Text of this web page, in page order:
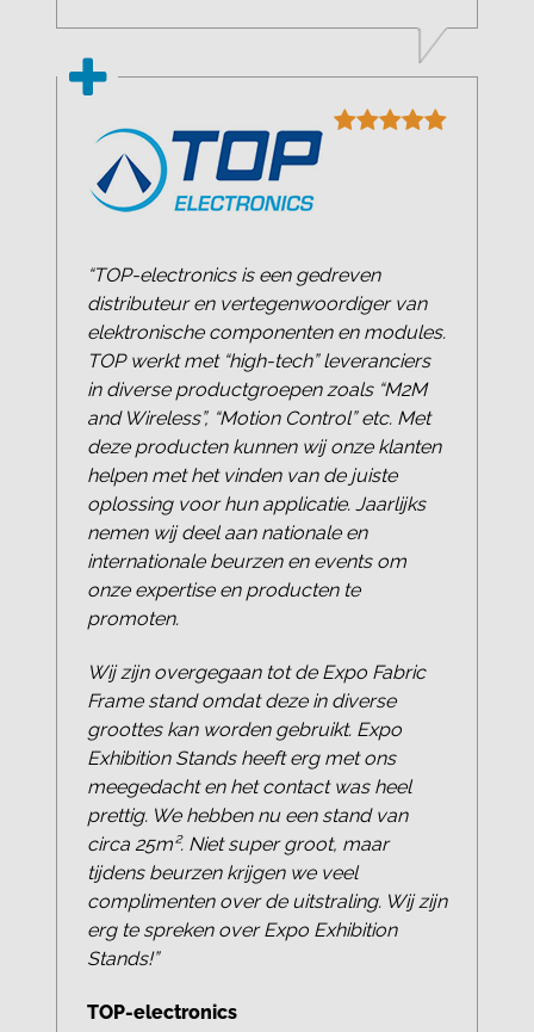
“TOP-electronics is een gedreven
distributeur en vertegenwoordiger van
elektronische componenten en modules.
TOP werkt met “high-tech” leveranciers
in diverse productgroepen zoals “M2M
and Wireless”, “Motion Control” etc. Met
deze producten kunnen wij onze klanten
helpen met het vinden van de juiste
oplossing voor hun applicatie. Jaarlijks
nemen wij deel aan nationale en
internationale beurzen en events om
onze expertise en producten te
promoten.
Wij zijn overgegaan tot de Expo Fabric
Frame stand omdat deze in diverse
groottes kan worden gebruikt. Expo
Exhibition Stands heeft erg met ons
meegedacht en het contact was heel
prettig. We hebben nu een stand van
circa 25m². Niet super groot, maar
tijdens beurzen krijgen we veel
complimenten over de uitstraling. Wij zijn
erg te spreken over Expo Exhibition
Stands!”
TOP-electronics